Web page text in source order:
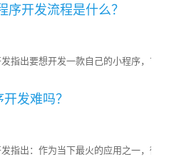
序开发流程是什么？
指出要想开发一款自己的小程序，首
发难吗？
指出：作为当下最火的应用之一，微